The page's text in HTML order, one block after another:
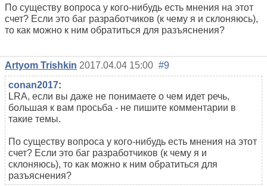
По существу вопроса у кого-нибудь есть мнения на этот
счет? Если это баг разработчиков (к чему я и склоняюсь),
то как можно к ним обратиться для разъяснения?
Artyom Trishkin 2017.04.04 15:00 #9
conan2017:
LRA, если вы даже не понимаете о чем идет речь,
большая к вам просьба - не пишите комментарии в
такие темы.
По существу вопроса у кого-нибудь есть мнения на этот
счет? Если это баг разработчиков (к чему я и
склоняюсь), то как можно к ним обратиться для
разъяснения?